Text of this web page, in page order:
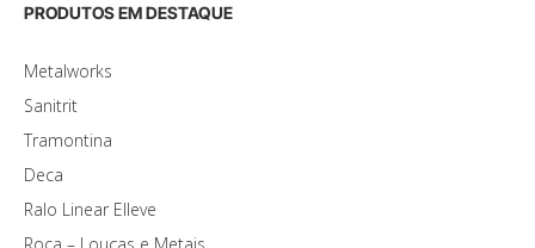
PRODUTOS EM DESTAQUE
Metalworks
Sanitrit
Tramontina
Deca
Ralo Linear Elleve
Roca – Louças e Metais